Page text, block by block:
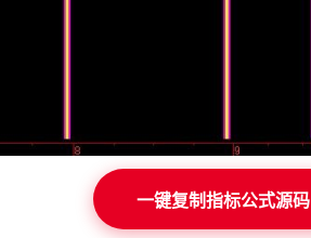
一键复制指标公式源码